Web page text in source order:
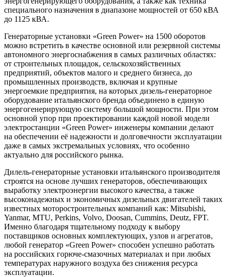
специального назначения в диапазоне мощностей от 650 кВА
до 1125 кВА.
Генераторные установки «Green Power» на 1500 оборотов
можно встретить в качестве основной или резервной системы
автономного энергоснабжения в самых различных областях:
от строительных площадок, сельскохозяйственных
предприятий, объектов малого и среднего бизнеса, до
промышленных производств, включая и крупные
энергоемкие предприятия, на которых дизель-генераторное
оборудование итальянского бренда объединено в единую
энергогенерирующую систему большой мощности. При этом
основной упор при проектировании каждой новой модели
электростанции «Green Power» инженеры компании делают
на обеспечении её надежности и долговечности эксплуатации
даже в самых экстремальных условиях, что особенно
актуально для российского рынка.
Дилель-генераторные установки итальянского производителя
строятся на основе лучших генераторов, обеспечивающих
выработку электроэнергии высокого качества, а также
высоконадежных и экономичных дизельных двигателей таких
известных моторостроительных компаний как: Mitsubishi,
Yanmar, MTU, Perkins, Volvo, Doosan, Cummins, Deutz, FPT.
Именно благодаря тщательному подходу к выбору
поставщиков основных комплектующих, узлов и агрегатов,
любой генератор «Green Power» способен успешно работать
на российских горюче-смазочных материалах и при любых
температурах наружного воздуха без снижения ресурса
эксплуатации.